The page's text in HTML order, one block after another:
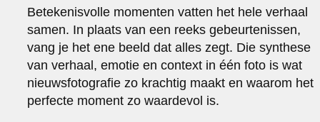
Betekenisvolle momenten vatten het hele verhaal
samen. In plaats van een reeks gebeurtenissen,
vang je het ene beeld dat alles zegt. Die synthese
van verhaal, emotie en context in één foto is wat
nieuwsfotografie zo krachtig maakt en waarom het
perfecte moment zo waardevol is.